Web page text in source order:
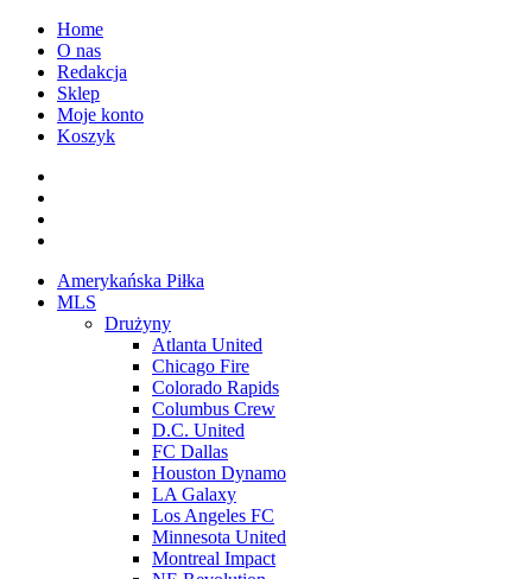
Przejdź
treści
Home
O nas
Redakcja
Sklep
Moje konto
Koszyk
Menu
główne
Amerykańska Piłka
MLS
Drużyny
Atlanta United
Chicago Fire
Colorado Rapids
Columbus Crew
D.C. United
FC Dallas
Houston Dynamo
LA Galaxy
Los Angeles FC
Minnesota United
Montreal Impact